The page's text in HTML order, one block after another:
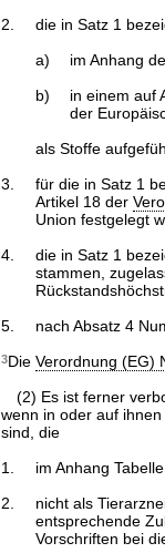
2.
die in Satz 1
a)
im Anhang
b)
in einem auf
der
als Stoffe
3.
für die in Satz 1
Artikel 18 der
Union festgelegt
4.
die in Satz 1
stammen,
5.
nach Absatz 4
3Die Verordnung (EG)
(2) Es ist ferner
wenn in oder auf
sind, die
1.
im Anhang
2.
nicht als
entsprechende
Vorschriften bei